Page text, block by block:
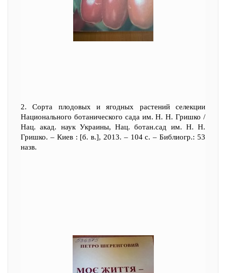
2. Сорта плодовых и ягодных растений селекции
Национального ботанического сада им. Н. Н. Гришко /
Нац. акад. наук Украины, Нац. ботан.сад им. Н. Н.
Гришко. – Киев : [б. в.], 2013. – 104 с. – Библиогр.: 53
назв.